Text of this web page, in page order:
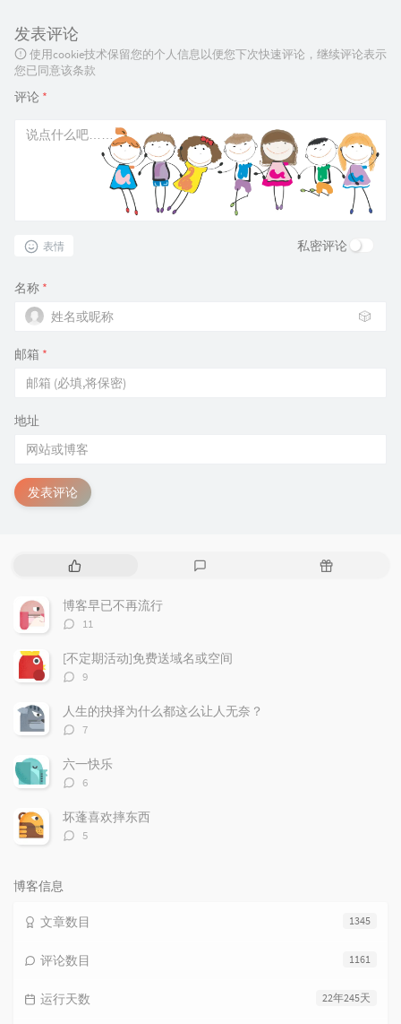
发表评论
使用cookie技术保留您的个人信息以便您下次快速评论，继续评论表示
您已同意该条款
评论 *
表情 私密评论
名称 *
🎲
邮箱 *
地址
发表评论
热
文
章
随
博客早已不再流行
评
数：
11
[不定期活动]免费送域名或空间
评
数：
9
人生的抉择为什么都这么让人无奈？
评
数：
7
六一快乐
评
数：
6
坏蓬喜欢摔东西
评
5
博客信息
1345
文章数目
1161
评论数目
22年245天
运行天数